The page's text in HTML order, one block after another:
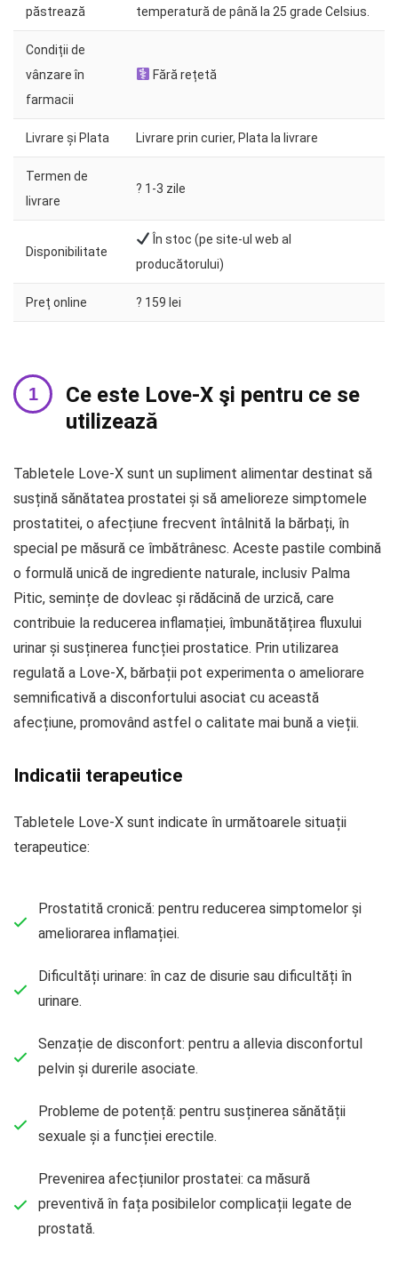
păstrează
temperatură de până la 25 grade Celsius.
Condiții de
vânzare în
farmacii
Fără rețetă
Livrare și Plata Livrare prin curier, Plata la livrare
Termen de
livrare
?️ 1-3 zile
Disponibilitate
În stoc (pe site-ul web al
producătorului)
Preț online ? 159 lei
Ce este Love-X şi pentru ce se
utilizează
Tabletele Love-X sunt un supliment alimentar destinat să
susțină sănătatea prostatei și să amelioreze simptomele
prostatitei, o afecțiune frecvent întâlnită la bărbați, în
special pe măsură ce îmbătrânesc. Aceste pastile combină
o formulă unică de ingrediente naturale, inclusiv Palma
Pitic, semințe de dovleac și rădăcină de urzică, care
contribuie la reducerea inflamației, îmbunătățirea fluxului
urinar și susținerea funcției prostatice. Prin utilizarea
regulată a Love-X, bărbații pot experimenta o ameliorare
semnificativă a disconfortului asociat cu această
afecțiune, promovând astfel o calitate mai bună a vieții.
Indicatii terapeutice
Tabletele Love-X sunt indicate în următoarele situații
terapeutice:
Prostatită cronică: pentru reducerea simptomelor și
ameliorarea inflamației.
Dificultăți urinare: în caz de disurie sau dificultăți în
urinare.
Senzație de disconfort: pentru a allevia disconfortul
pelvin și durerile asociate.
Probleme de potență: pentru susținerea sănătății
sexuale și a funcției erectile.
Prevenirea afecțiunilor prostatei: ca măsură
preventivă în fața posibilelor complicații legate de
prostată.